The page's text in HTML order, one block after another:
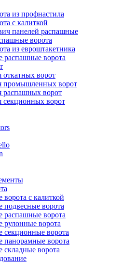
из профнастила
с калиткой
панелей распашные
ворота
из евроштакетника
ворота
откатных ворот
промышленных ворот
распашных ворот
секционных ворот
с калиткой
ворота
ворота
ворота
ворота
ворота
ворота